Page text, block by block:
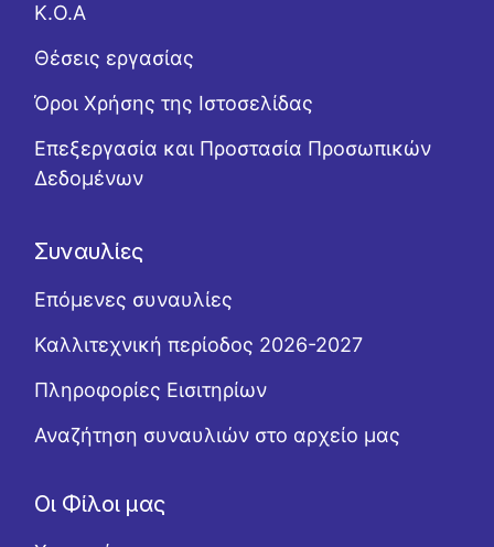
Κ.Ο.Α
Θέσεις εργασίας
Όροι Χρήσης της Ιστοσελίδας
Επεξεργασία και Προστασία Προσωπικών
Δεδομένων
Συναυλίες
Επόμενες συναυλίες
Καλλιτεχνική περίοδος 2026-2027
Πληροφορίες Εισιτηρίων
Αναζήτηση συναυλιών στο αρχείο μας
Οι Φίλοι μας